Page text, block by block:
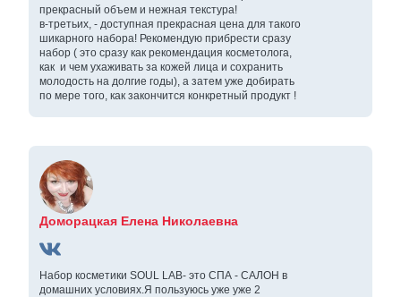
прекрасный объем и нежная текстура!
в-третьих, - доступная прекрасная цена для такого
шикарного набора! Рекомендую прибрести сразу
набор ( это сразу как рекомендация косметолога,
как и чем ухаживать за кожей лица и сохранить
молодость на долгие годы), а затем уже добирать
по мере того, как закончится конкретный продукт !
Доморацкая Елена Николаевна
Набор косметики SOUL LAB- это СПА - САЛОН в
домашних условиях.Я пользуюсь уже уже 2